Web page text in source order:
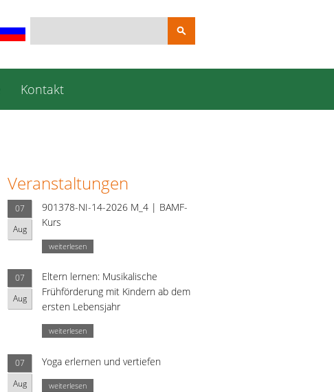
Suchbegriffe
Kontakt
Veranstaltungen
07
Aug
901378-NI-14-2026 M_4 | BAMF-
Kurs
weiterlesen
07
Aug
Eltern lernen: Musikalische
Frühförderung mit Kindern ab dem
ersten Lebensjahr
weiterlesen
07
Aug
Yoga erlernen und vertiefen
weiterlesen